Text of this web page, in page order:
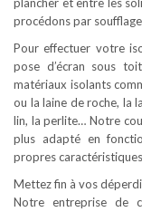
procédons par
Pour effectuer votre
pose d’écran sous
matériaux isolants
ou la laine de roche, la
lin, la perlite… Notre
plus adapté en
propres
Mettez fin à vos
Notre entreprise de